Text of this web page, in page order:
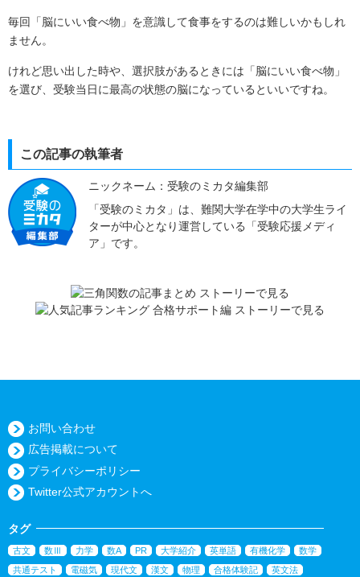
毎回「脳にいい食べ物」を意識して食事をするのは難しいかもしれ
ません。
けれど思い出した時や、選択肢があるときには「脳にいい食べ物」
を選び、受験当日に最高の状態の脳になっているといいですね。
この記事の執筆者
ニックネーム：受験のミカタ編集部
「受験のミカタ」は、難関大学在学中の大学生ライ
ターが中心となり運営している「受験応援メディ
ア」です。
お問い合わせ
広告掲載について
プライバシーポリシー
Twitter公式アカウントへ
タグ
古文 数Ⅲ 力学 数A PR 大学紹介 英単語 有機化学
数学
共通テスト
電磁気 現代文 漢文 物理 合格体験記 英文法